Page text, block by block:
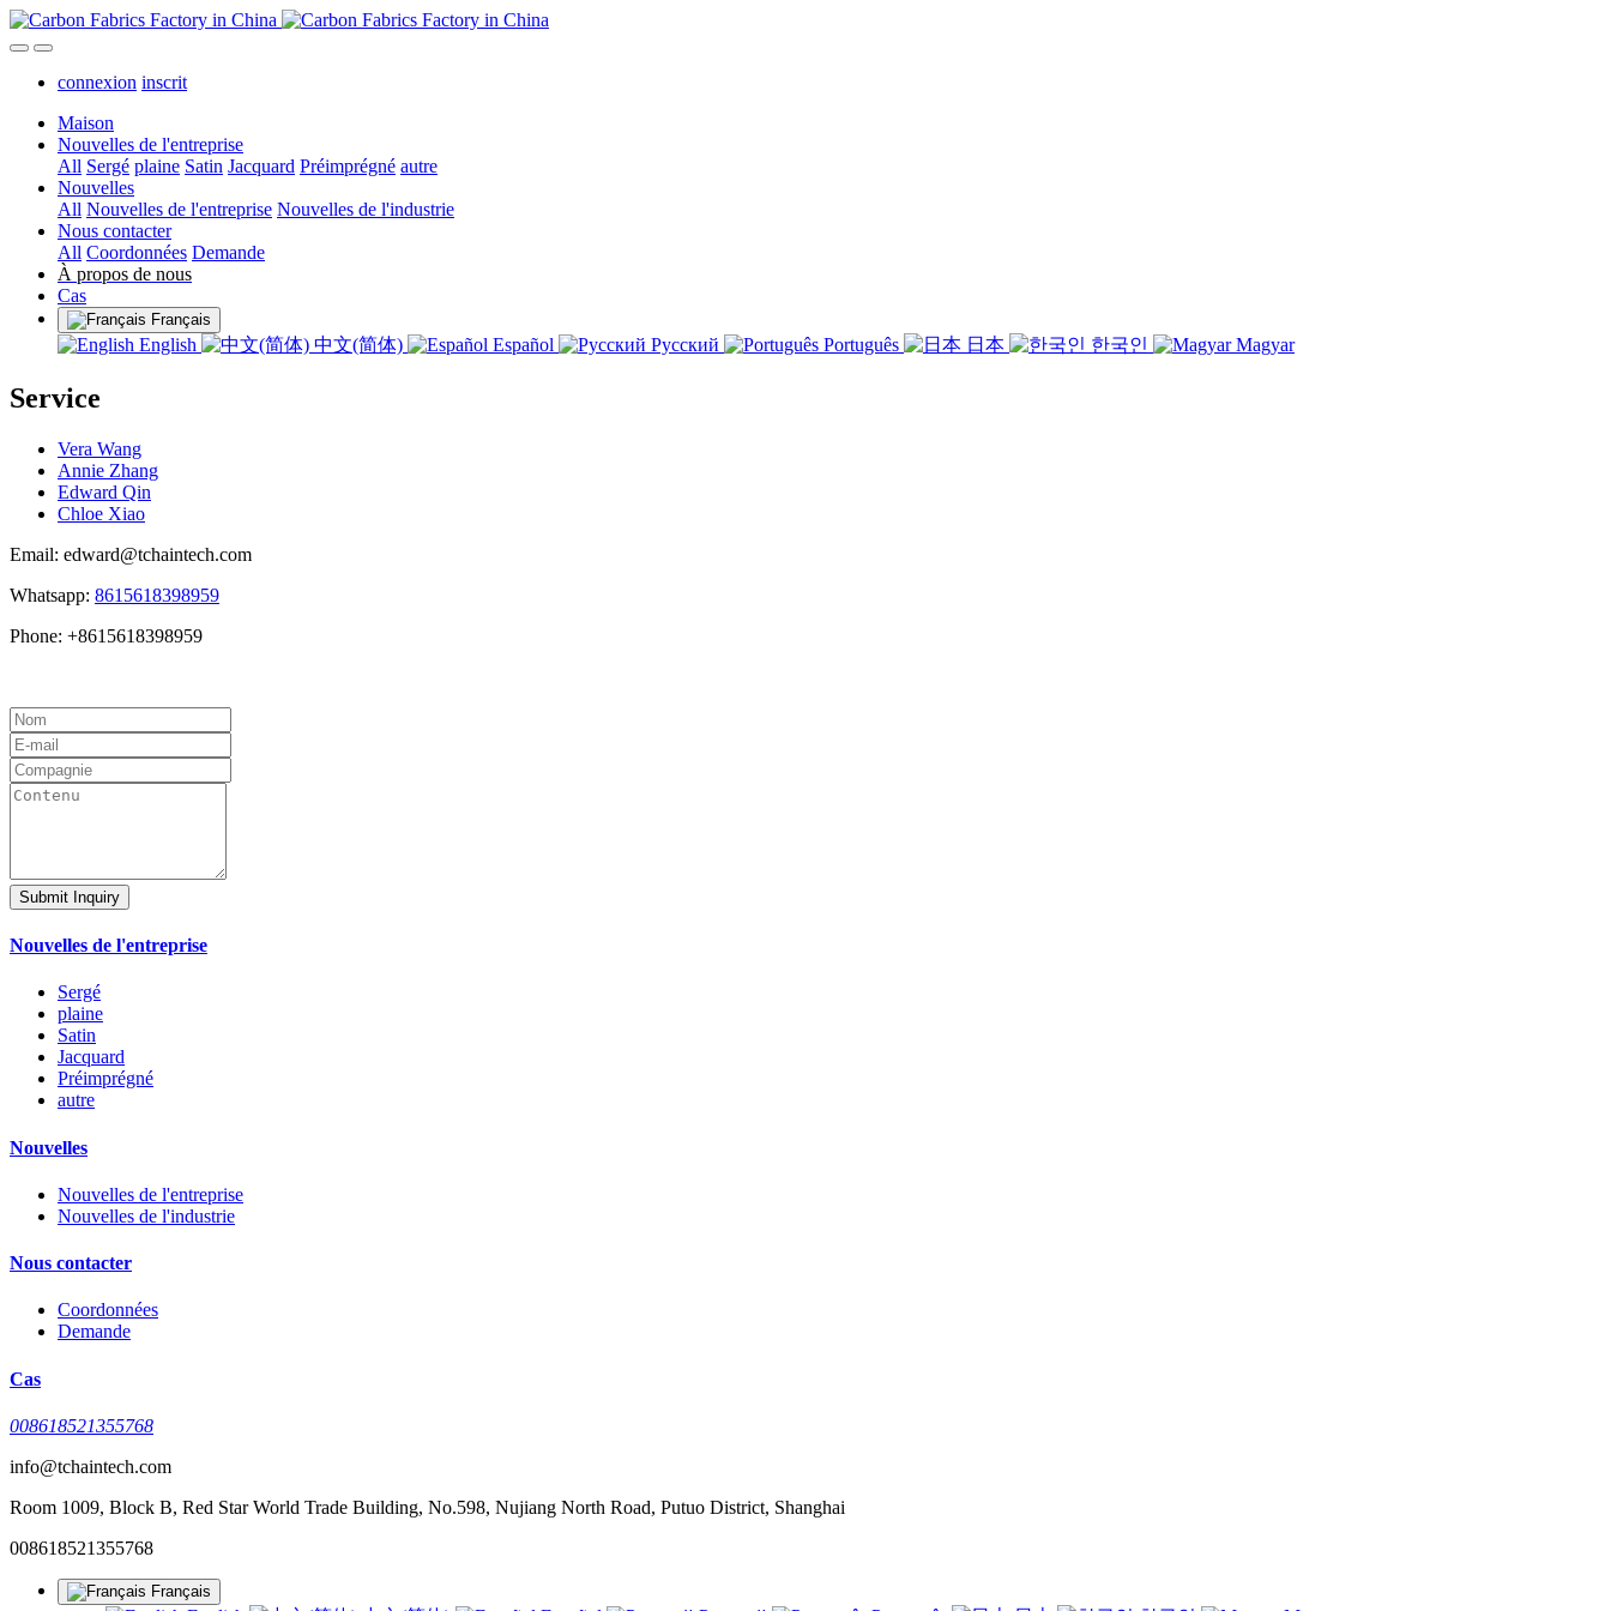
connexion inscrit
Maison
Nouvelles de l'entreprise
All Sergé plaine Satin Jacquard Préimprégné autre
Nouvelles
All Nouvelles de l'entreprise Nouvelles de l'industrie
Nous contacter
All Coordonnées Demande
À propos de nous
Cas
Français
English 中文(简体) Español Русский Português 日本 한국인 Magyar
Service
Vera Wang
Annie Zhang
Edward Qin
Chloe Xiao
Email: edward@tchaintech.com
Whatsapp: 8615618398959
Phone: +8615618398959
Submit Inquiry
Nouvelles de l'entreprise
Sergé
plaine
Satin
Jacquard
Préimprégné
autre
Nouvelles
Nouvelles de l'entreprise
Nouvelles de l'industrie
Nous contacter
Coordonnées
Demande
Cas
008618521355768
info@tchaintech.com
Room 1009, Block B, Red Star World Trade Building, No.598, Nujiang North Road, Putuo District, Shanghai
008618521355768
Français